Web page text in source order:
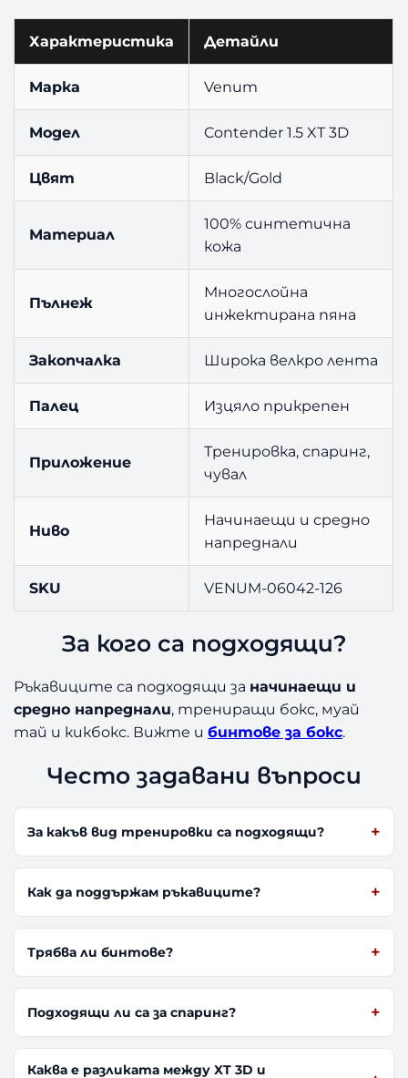
Характеристика Детайли
Марка Venum
Модел Contender 1.5 XT 3D
Цвят Black/Gold
Материал
100% синтетична
кожа
Пълнеж
Многослойна
инжектирана пяна
Закопчалка Широка велкро лента
Палец Изцяло прикрепен
Приложение
Тренировка, спаринг,
чувал
Ниво
Начинаещи и средно
напреднали
SKU VENUM-06042-126
За кого са подходящи?
Ръкавиците са подходящи за начинаещи и
средно напреднали, трениращи бокс, муай
тай и кикбокс. Вижте ибинтове за бокс.
Често задавани въпроси
За какъв вид тренировки са подходящи?
Как да поддържам ръкавиците?
Трябва ли бинтове?
Подходящи ли са за спаринг?
Каква е разликата между XT 3D и